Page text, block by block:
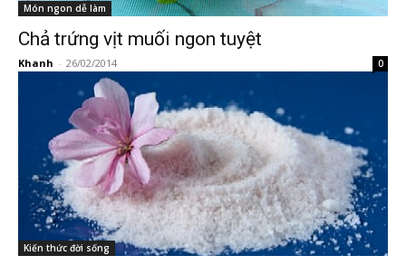
Món ngon dễ làm
Chả trứng vịt muối ngon tuyệt
Khanh - 26/02/2014 0
Kiến thức đời sống